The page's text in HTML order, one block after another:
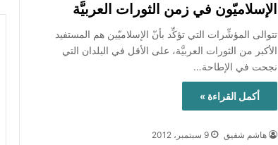
الإسلاميّون في زمن الثورات العربيَّة
تتوالى المؤشِّرات التي تؤكِّد بأنّ الإسلاميّين هم المستفيد
الأكبر من الثورات العربيَّة، على الأقل في البلدان التي
نجحت في الإطاحة…
أكمل القراءة »
هاشم شفيق 9 سبتمبر، 2012